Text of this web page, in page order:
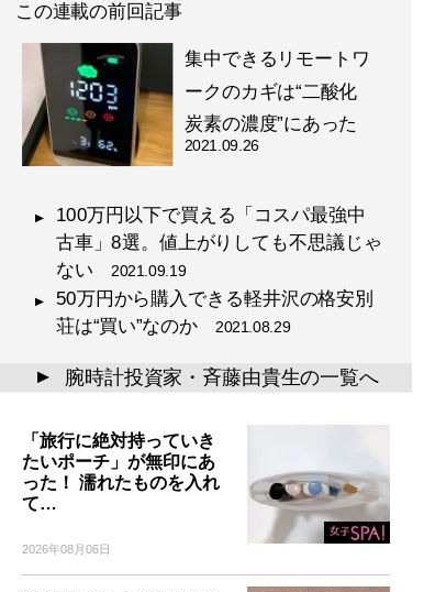
この連載の前回記事
集中できるリモートワ
ークのカギは“二酸化
炭素の濃度”にあった
2021.09.26
100万円以下で買える「コスパ最強中
古車」8選。値上がりしても不思議じゃ
ない2021.09.19
50万円から購入できる軽井沢の格安別
荘は“買い”なのか 2021.08.29
▲ 腕時計投資家・斉藤由貴生の一覧へ
「旅行に絶対持っていき
たいポーチ」が無印にあ
った！ 濡れたものを入れ
て…
2026年08月06日